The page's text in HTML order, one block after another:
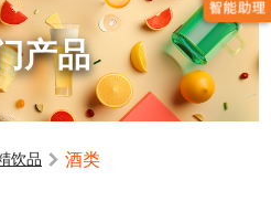
产品
饮品 酒类